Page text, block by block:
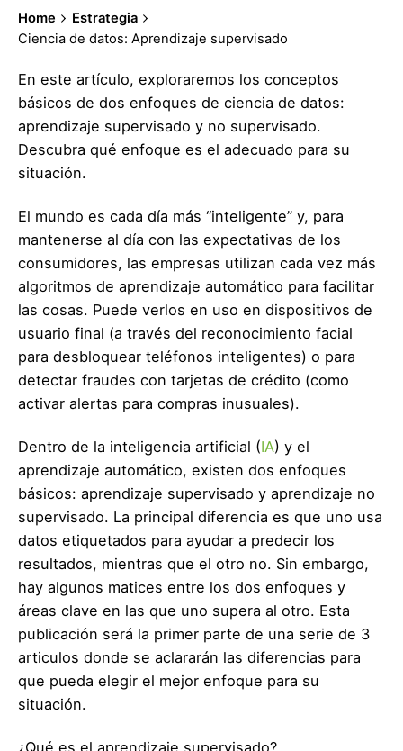
Home
Estrategia
Ciencia de datos: Aprendizaje supervisado
En este artículo, exploraremos los conceptos
básicos de dos enfoques de ciencia de datos:
aprendizaje supervisado y no supervisado.
Descubra qué enfoque es el adecuado para su
situación.
El mundo es cada día más “inteligente” y, para
mantenerse al día con las expectativas de los
consumidores, las empresas utilizan cada vez más
algoritmos de aprendizaje automático para facilitar
las cosas. Puede verlos en uso en dispositivos de
usuario final (a través del reconocimiento facial
para desbloquear teléfonos inteligentes) o para
detectar fraudes con tarjetas de crédito (como
activar alertas para compras inusuales).
Dentro de la inteligencia artificial (IA) y el
aprendizaje automático, existen dos enfoques
básicos: aprendizaje supervisado y aprendizaje no
supervisado. La principal diferencia es que uno usa
datos etiquetados para ayudar a predecir los
resultados, mientras que el otro no. Sin embargo,
hay algunos matices entre los dos enfoques y
áreas clave en las que uno supera al otro. Esta
publicación será la primer parte de una serie de 3
articulos donde se aclararán las diferencias para
que pueda elegir el mejor enfoque para su
situación.